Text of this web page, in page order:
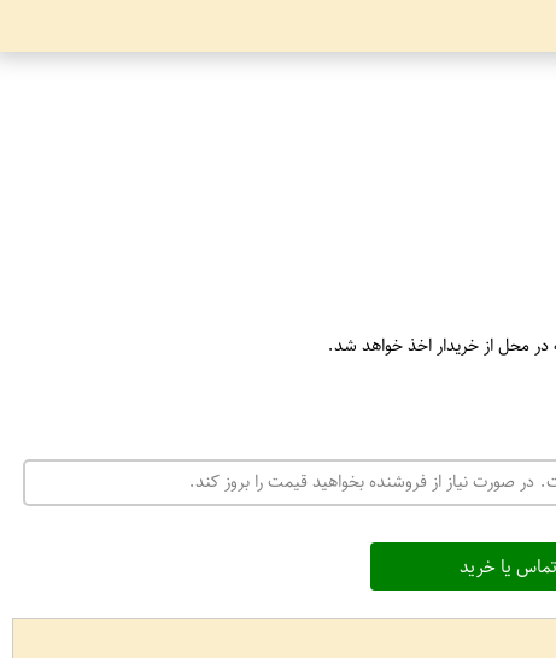
در محل از خریدار اخذ خواهد شد.
در صورت نیاز از فروشنده بخواهید قیمت را بروز کند.
یا خرید